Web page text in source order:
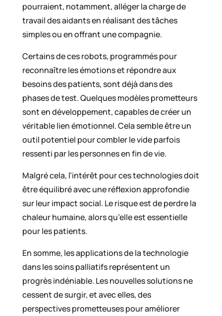
pourraient, notamment, alléger la charge de
travail des aidants en réalisant des tâches
simples ou en offrant une compagnie.
Certains de ces robots, programmés pour
reconnaître les émotions et répondre aux
besoins des patients, sont déjà dans des
phases de test. Quelques modèles prometteurs
sont en développement, capables de créer un
véritable lien émotionnel. Cela semble être un
outil potentiel pour combler le vide parfois
ressenti par les personnes en fin de vie.
Malgré cela, l’intérêt pour ces technologies doit
être équilibré avec une réflexion approfondie
sur leur impact social. Le risque est de perdre la
chaleur humaine, alors qu’elle est essentielle
pour les patients.
En somme, les applications de la technologie
dans les soins palliatifs représentent un
progrès indéniable. Les nouvelles solutions ne
cessent de surgir, et avec elles, des
perspectives prometteuses pour améliorer